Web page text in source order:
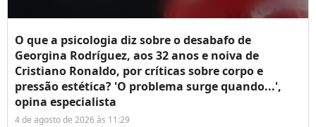
O que a psicologia diz sobre o desabafo de
Georgina Rodríguez, aos 32 anos e noiva de
Cristiano Ronaldo, por críticas sobre corpo e
pressão estética? 'O problema surge quando...',
opina especialista
4 de agosto de 2026 às 11:29